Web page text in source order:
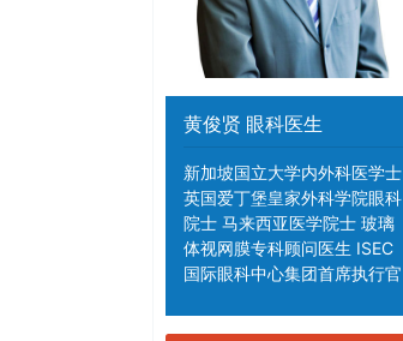
黄俊贤 眼科医生
新加坡国立大学内外科医学士
英国爱丁堡皇家外科学院眼科
院士 马来西亚医学院士 玻璃
体视网膜专科顾问医生 ISEC
国际眼科中心集团首席执行官